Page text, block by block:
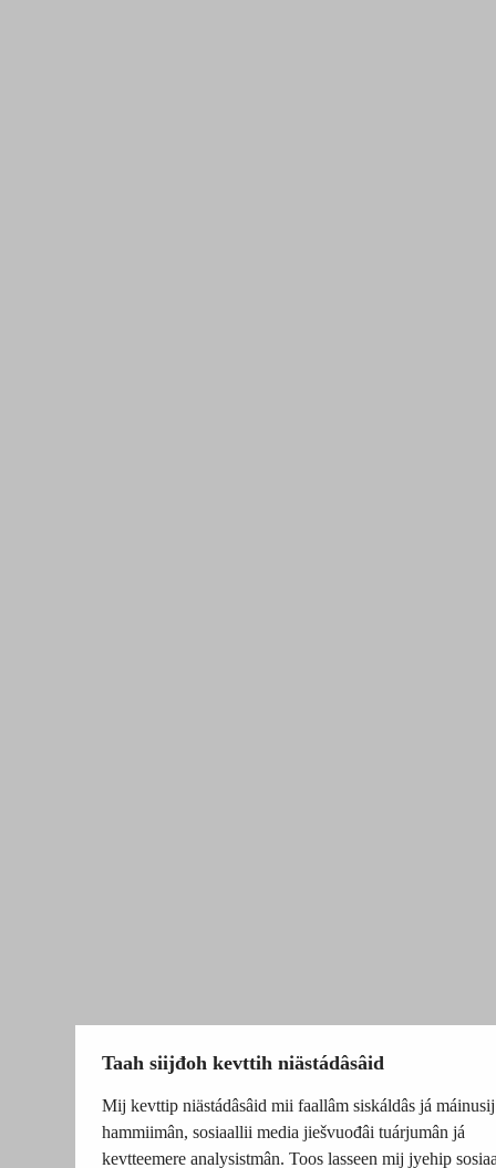
Taah siijđoh kevttih niästádâsâid
Mij kevttip niästádâsâid mii faallâm siskáldâs já máinusij
hammiimân, sosiaallii media jiešvuođâi tuárjumân já
kevtteemere analysistmân. Toos lasseen mij jyehip